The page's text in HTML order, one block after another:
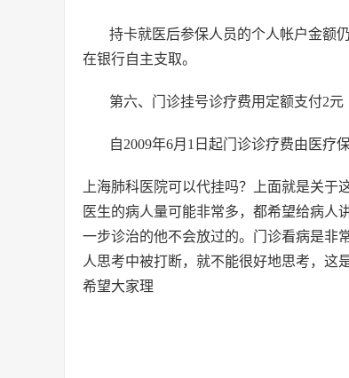
持卡就医后参保人员的个人帐户金额
在银行自主支取。
第六、门诊挂号诊疗费用定额支付2元
自2009年6月1日起门诊诊疗费由医疗
上海肺科医院可以代挂吗？
上面就是关于
医生的病人量可能非常多，都希望给病人
一步诊治的他不会放过的。门诊看病是非
人思考中被打断，就不能很好地思考，这
希望大家理